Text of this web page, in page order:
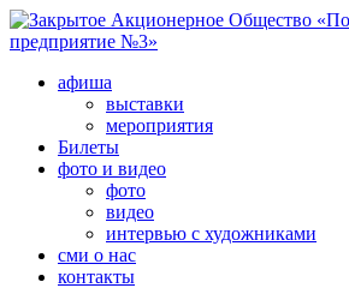
афиша
выставки
мероприятия
Билеты
фото и видео
фото
видео
интервью с художниками
сми о нас
контакты